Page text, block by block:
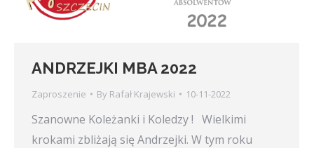
ANDRZEJKI MBA 2022
Zaproszenie By Rafał Krajewski 10-11-2022
Szanowne Koleżanki i Koledzy ! Wielkimi
krokami zbliżają się Andrzejki. W tym roku